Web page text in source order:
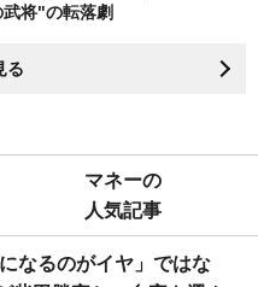
将"の転落劇
る
マネーの
人気記事
なるのがイヤ」ではな